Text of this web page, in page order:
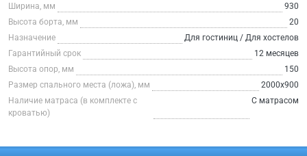
Ширина, мм
930
Высота борта, мм
20
Назначение
Для гостиниц / Для хостелов
Гарантийный срок
12 месяцев
Высота опор, мм
150
Размер спального места (ложа), мм
2000х900
Наличие матраса (в комплекте с
кроватью)
С матрасом